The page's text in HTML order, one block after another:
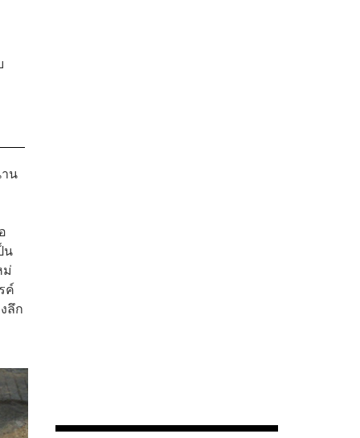
น
น
ม่
ค์
ลึก